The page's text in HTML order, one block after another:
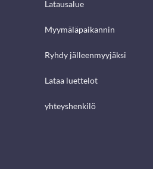
Latausalue
Myymäläpaikannin
Ryhdy jälleenmyyjäksi
Lataa luettelot
yhteyshenkilö